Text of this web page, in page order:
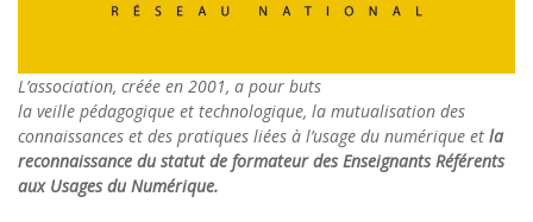
L’association, créée en 2001, a pour buts
la veille pédagogique et technologique, la mutualisation des
connaissances et des pratiques liées à l’usage du numérique et la
reconnaissance du statut de formateur des Enseignants Référents
aux Usages du Numérique.